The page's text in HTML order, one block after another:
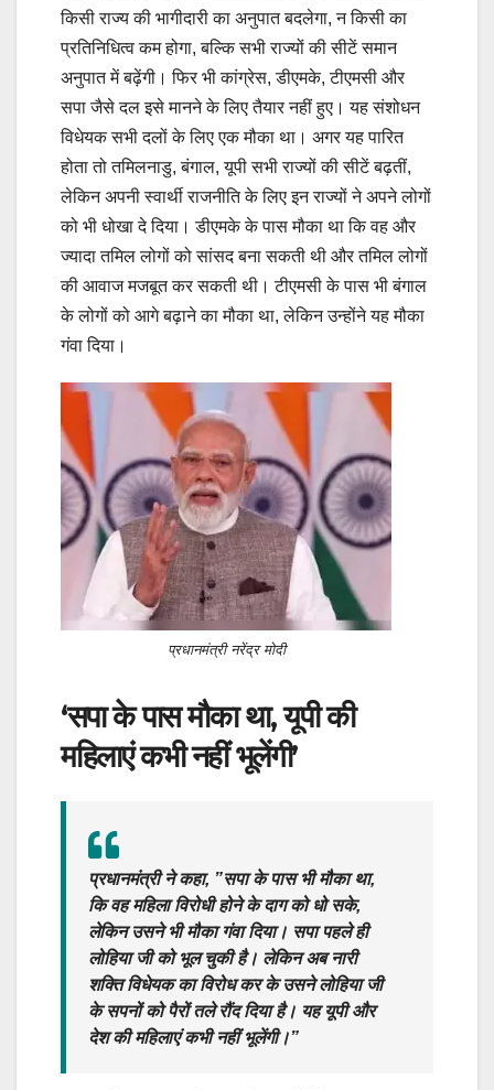
किसी राज्य की भागीदारी का अनुपात बदलेगा, न किसी का
प्रतिनिधित्व कम होगा, बल्कि सभी राज्यों की सीटें समान
अनुपात में बढ़ेंगी। फिर भी कांग्रेस, डीएमके, टीएमसी और
सपा जैसे दल इसे मानने के लिए तैयार नहीं हुए। यह संशोधन
विधेयक सभी दलों के लिए एक मौका था। अगर यह पारित
होता तो तमिलनाडु, बंगाल, यूपी सभी राज्यों की सीटें बढ़तीं,
लेकिन अपनी स्वार्थी राजनीति के लिए इन राज्यों ने अपने लोगों
को भी धोखा दे दिया। डीएमके के पास मौका था कि वह और
ज्यादा तमिल लोगों को सांसद बना सकती थी और तमिल लोगों
की आवाज मजबूत कर सकती थी। टीएमसी के पास भी बंगाल
के लोगों को आगे बढ़ाने का मौका था, लेकिन उन्होंने यह मौका
गंवा दिया।
प्रधानमंत्री नरेंद्र मोदी
‘सपा के पास मौका था, यूपी की
महिलाएं कभी नहीं भूलेंगी’
प्रधानमंत्री ने कहा, ”सपा के पास भी मौका था,
कि वह महिला विरोधी होने के दाग को धो सके,
लेकिन उसने भी मौका गंवा दिया। सपा पहले ही
लोहिया जी को भूल चुकी है। लेकिन अब नारी
शक्ति विधेयक का विरोध कर के उसने लोहिया जी
के सपनों को पैरों तले रौंद दिया है। यह यूपी और
देश की महिलाएं कभी नहीं भूलेंगी।”